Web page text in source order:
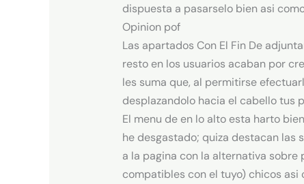
dispuesta a pasarselo bien asi­
Opinion pof
Las apartados Con El Fin De
resto en los usuarios acaban por
les suma que, al permitirse
desplazandolo hacia el cabello tus
El menu de en lo alto esta harto
he desgastado; quiza destacan las
a la pagina con la alternativa sobre
compatibles con el tuyo) chicos